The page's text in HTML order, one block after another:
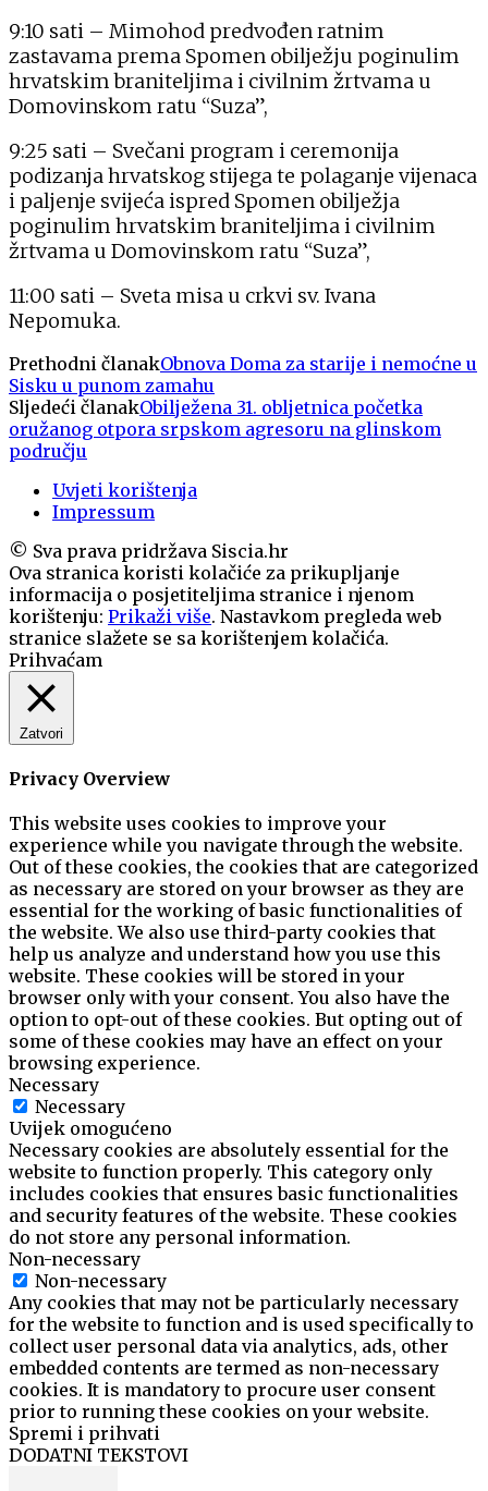
9:10 sati – Mimohod predvođen ratnim
zastavama prema Spomen obilježju poginulim
hrvatskim braniteljima i civilnim žrtvama u
Domovinskom ratu “Suza”,
9:25 sati – Svečani program i ceremonija
podizanja hrvatskog stijega te polaganje vijenaca
i paljenje svijeća ispred Spomen obilježja
poginulim hrvatskim braniteljima i civilnim
žrtvama u Domovinskom ratu “Suza”,
11:00 sati – Sveta misa u crkvi sv. Ivana
Nepomuka.
Prethodni članakObnova Doma za starije i nemoćne u
Sisku u punom zamahu
Sljedeći članakObilježena 31. obljetnica početka
oružanog otpora srpskom agresoru na glinskom
području
Uvjeti korištenja
Impressum
© Sva prava pridržava Siscia.hr
Ova stranica koristi kolačiće za prikupljanje
informacija o posjetiteljima stranice i njenom
korištenju: Prikaži više. Nastavkom pregleda web
stranice slažete se sa korištenjem kolačića.
Prihvaćam
Zatvori
Privacy Overview
This website uses cookies to improve your
experience while you navigate through the website.
Out of these cookies, the cookies that are categorized
as necessary are stored on your browser as they are
essential for the working of basic functionalities of
the website. We also use third-party cookies that
help us analyze and understand how you use this
website. These cookies will be stored in your
browser only with your consent. You also have the
option to opt-out of these cookies. But opting out of
some of these cookies may have an effect on your
browsing experience.
Necessary
Necessary
Uvijek omogućeno
Necessary cookies are absolutely essential for the
website to function properly. This category only
includes cookies that ensures basic functionalities
and security features of the website. These cookies
do not store any personal information.
Non-necessary
Non-necessary
Any cookies that may not be particularly necessary
for the website to function and is used specifically to
collect user personal data via analytics, ads, other
embedded contents are termed as non-necessary
cookies. It is mandatory to procure user consent
prior to running these cookies on your website.
Spremi i prihvati
DODATNI TEKSTOVI